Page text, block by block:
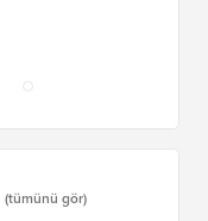
(tümünü gör)